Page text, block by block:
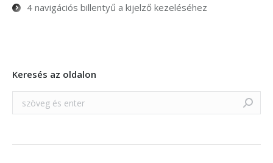
4 navigációs billentyű a kijelző kezeléséhez
Keresés az oldalon
Search: